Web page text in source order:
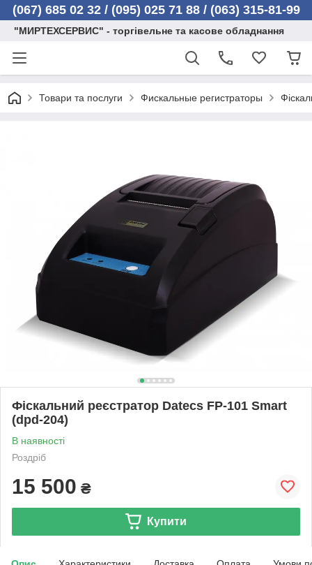
(067) 685 02 32 / (095) 025 71 88 / (063) 315-81-99
"МИРТЕХСЕРВИС" - торгівельне та касове обладнання
Товари та послуги Фискальные регистраторы
Фіскальний реєстратор Datecs FP-101 Smart
(dpd-204)
В наявності
Роздріб
15 500 ₴
Купити